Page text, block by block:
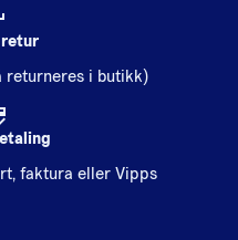
returneres i butikk)
faktura eller Vipps